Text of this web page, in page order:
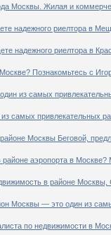
Москвы. Жилая и
надежного риелтора в
надежного риелтора в
Познакомьтесь с
из самых
самых привлекательных
Москвы Беговой,
районе аэропорта в
в районе Москвы,
Москвы — это один из
по недвижимости в